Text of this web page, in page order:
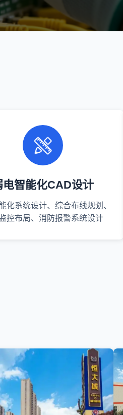
电智能化CAD设计
化系统设计、综合布线规划、
控布局、消防报警系统设计